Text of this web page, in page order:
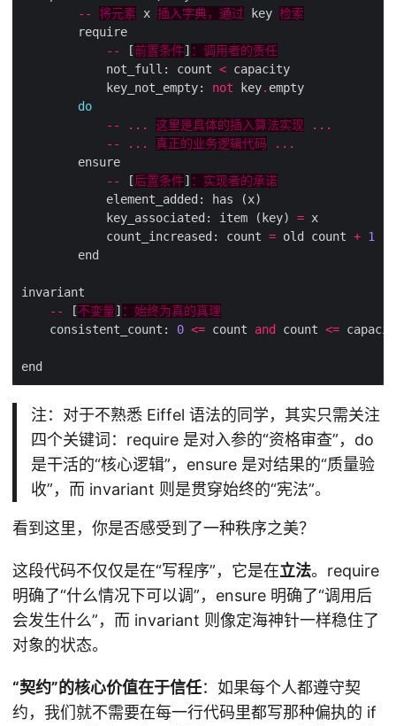
--
将元素 x 插入字典，通过 key 检索
--
[前置条件] ：调用者的责任
            not_full: count
<
            key_not_empty:
not key.
do
--
... 这里是具体的插入算法实现
...
--
... 真正的业务逻辑代码
...
--
[后置条件] ：实现者的承诺
            key_associated: item (key)
=
            count_increased: count
= old count + 1
--
[不变量] ：始终为真的真理
    consistent_count:
0 <= count and count <=
注：对于不熟悉 Eiffel 语法的同学，其实只需关注
四个关键词：require 是对入参的“资格审查”，do
是干活的“核心逻辑”，ensure 是对结果的“质量验
收”，而 invariant 则是贯穿始终的“宪法”。
看到这里，你是否感受到了一种秩序之美？
这段代码不仅仅是在“写程序”，它是在立法。require
明确了“什么情况下可以调”，ensure 明确了“调用后
会发生什么”，而 invariant 则像定海神针一样稳住了
对象的状态。
“契约”的核心价值在于信任：如果每个人都遵守契
约，我们就不需要在每一行代码里都写那种偏执的 if